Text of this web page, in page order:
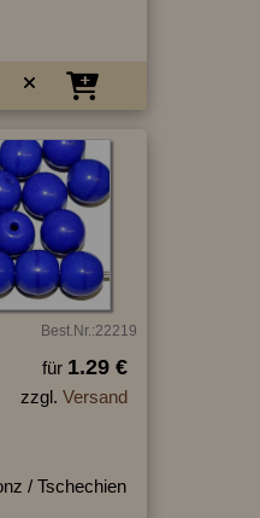
Best.Nr.:22219
für 1.29 €
zzgl. Versand
/ Tschechien